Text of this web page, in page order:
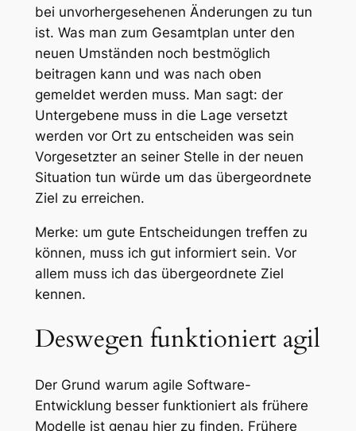
bei unvorhergesehenen Änderungen zu tun
ist. Was man zum Gesamtplan unter den
neuen Umständen noch bestmöglich
beitragen kann und was nach oben
gemeldet werden muss. Man sagt: der
Untergebene muss in die Lage versetzt
werden vor Ort zu entscheiden was sein
Vorgesetzter an seiner Stelle in der neuen
Situation tun würde um das übergeordnete
Ziel zu erreichen.
Merke: um gute Entscheidungen treffen zu
können, muss ich gut informiert sein. Vor
allem muss ich das übergeordnete Ziel
kennen.
Deswegen funktioniert agil
Der Grund warum agile Software-
Entwicklung besser funktioniert als frühere
Modelle ist genau hier zu finden. Frühere